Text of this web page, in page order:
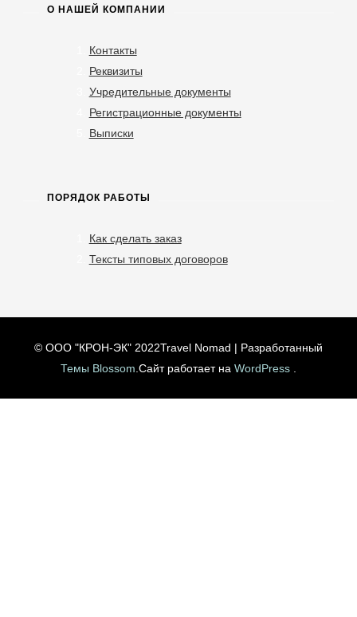
О НАШЕЙ КОМПАНИИ
Контакты
Реквизиты
Учредительные документы
Регистрационные документы
Выписки
ПОРЯДОК РАБОТЫ
Как сделать заказ
Тексты типовых договоров
© ООО "КРОН-ЭК" 2022Travel Nomad | Разработанный
Темы Blossom .Сайт работает на WordPress